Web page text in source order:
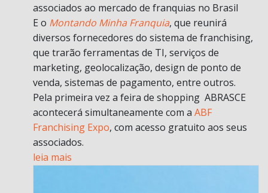
associados ao mercado de franquias no Brasil
E o Montando Minha Franquia, que reunirá
diversos fornecedores do sistema de franchising,
que trarão ferramentas de TI, serviços de
marketing, geolocalização, design de ponto de
venda, sistemas de pagamento, entre outros.
Pela primeira vez a feira de shopping ABRASCE
acontecerá simultaneamente com a ABF
Franchising Expo, com acesso gratuito aos seus
associados.
leia mais